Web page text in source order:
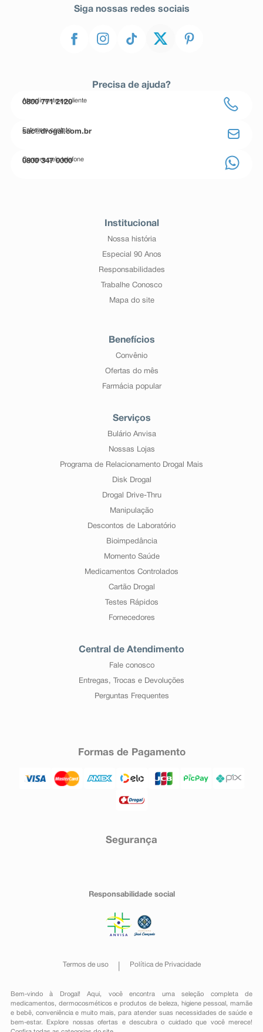
Siga nossas redes sociais
Precisa de ajuda?
Atendimento ao cliente
0800 771 2120
Entre em contato
sac@drogal.com.br
Compre pelo telefone
0800 347 0000
Institucional
Nossa história
Especial 90 Anos
Responsabilidades
Trabalhe Conosco
Mapa do site
Benefícios
Convênio
Ofertas do mês
Farmácia popular
Serviços
Bulário Anvisa
Nossas Lojas
Programa de Relacionamento Drogal Mais
Disk Drogal
Drogal Drive-Thru
Manipulação
Descontos de Laboratório
Bioimpedância
Momento Saúde
Medicamentos Controlados
Cartão Drogal
Testes Rápidos
Fornecedores
Central de Atendimento
Fale conosco
Entregas, Trocas e Devoluções
Perguntas Frequentes
Formas de Pagamento
Segurança
Responsabilidade social
Termos de uso Política de Privacidade
Bem-vindo à Drogal! Aqui, você encontra uma seleção completa de
medicamentos , dermocosméticos e produtos de beleza, higiene pessoal ,mamãe
e bebê, conveniênciae muito mais, para atender suas necessidades de saúde e
bem-estar. Explore nossas ofertas e descubra o cuidado que você merece!